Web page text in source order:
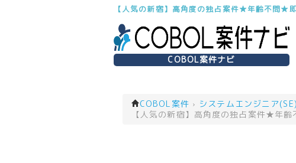
【人気の新宿】高角度の独占案件★年齢不問★
COBOL案件ナビ
COBOL案件 › システムエンジニア
【人気の新宿】高角度の独占案件★年